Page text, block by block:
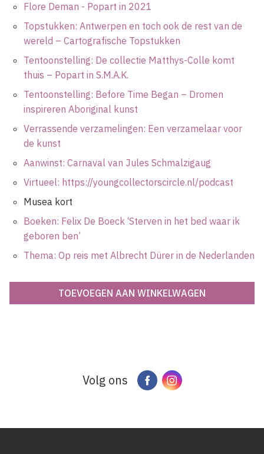
Flore Deman - Popart in 2021
Topstukken: Antwerpen en toch ook de rest van de
wereld – Cartografische Topstukken
Tentoonstelling: De collectie Matthys-Colle komt
thuis – Popart in S.M.A.K.
Tentoonstelling: Before Time Began – Dromen
inspireren Aboriginal kunst
Verrassende verzamelingen: Een verzamelaar voor
de kunst
Aanwinst: Carnaval van Jules Schmalzigaug
Virtueel: https://youngcollectorscircle.nl/podcast
Musea kort
Boeken: Felix De Boeck ‘Sterven in het bed waar ik
geboren ben’
Thema: Op reis met Albrecht Dürer in de Nederlanden
Volg ons FacebookInstagram